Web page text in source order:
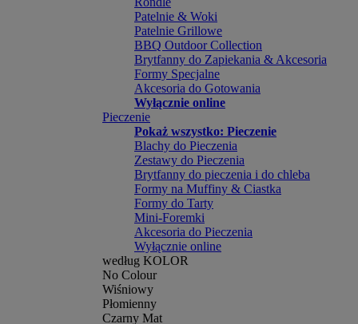
Patelnie & Woki
Patelnie Grillowe
BBQ Outdoor Collection
Brytfanny do Zapiekania & Akcesoria
Formy Specjalne
Akcesoria do Gotowania
Wyłącznie online
Pieczenie
Pokaż wszystko: Pieczenie
Blachy do Pieczenia
Zestawy do Pieczenia
Brytfanny do pieczenia i do chleba
Formy na Muffiny & Ciastka
Formy do Tarty
Mini-Foremki
Akcesoria do Pieczenia
Wyłącznie online
według KOLOR
No Colour
Wiśniowy
Płomienny
Czarny Mat